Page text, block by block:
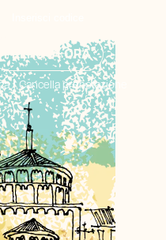
PRENOTA ORA
/ Cancella prenotazione